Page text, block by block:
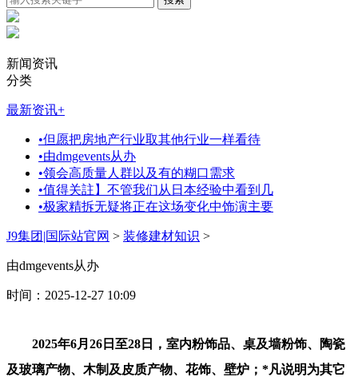
新闻资讯
分类
最新资讯+
•但愿把房地产行业取其他行业一样看待
•由dmgevents从办
•领会高质量人群以及有的糊口需求
•值得关註】不管我们从日本经验中看到几
•极家精拆无疑将正在这场变化中饰演主要
J9集团|国际站官网 > 装修建材知识 >
由dmgevents从办
时间：2025-12-27 10:09
2025年6月26日至28日，室内粉饰品、桌及墙粉饰、陶瓷
及玻璃产物、木制及皮质产物、花饰、壁炉；*凡说明为其它